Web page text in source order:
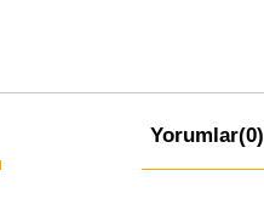
Yorumlar(0)